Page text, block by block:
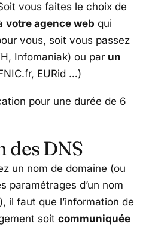
vous faites le choix de
votre agence web qui
vous, soit vous passez
Infomaniak) ou par un
EURid …)
pour une durée de 6
des DNS
un nom de domaine (ou
paramétrages d’un nom
il faut que l’information de
soit communiquée